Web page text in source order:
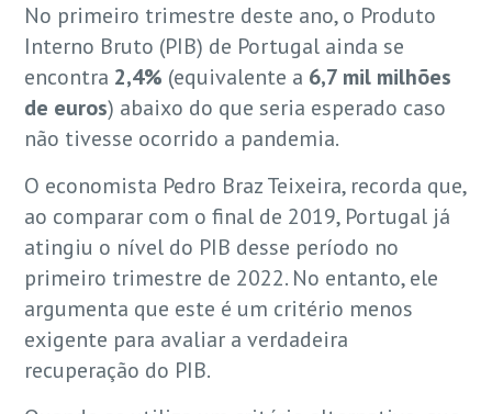
No primeiro trimestre deste ano, o Produto
Interno Bruto (PIB) de Portugal ainda se
encontra 2,4% (equivalente a 6,7 mil milhões
de euros) abaixo do que seria esperado caso
não tivesse ocorrido a pandemia.
O economista Pedro Braz Teixeira, recorda que,
ao comparar com o final de 2019, Portugal já
atingiu o nível do PIB desse período no
primeiro trimestre de 2022. No entanto, ele
argumenta que este é um critério menos
exigente para avaliar a verdadeira
recuperação do PIB.